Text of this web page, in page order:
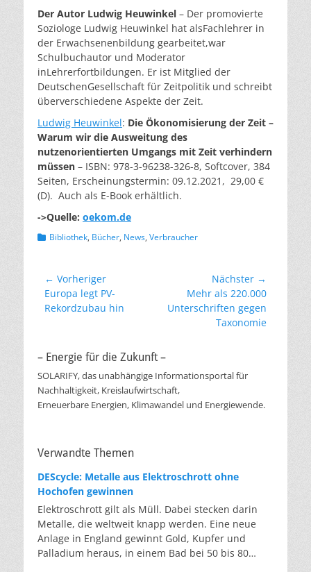
Der Autor Ludwig Heuwinkel – Der promovierte
Soziologe Ludwig Heuwinkel hat alsFachlehrer in
der Erwachsenenbildung gearbeitet,war
Schulbuchautor und Moderator
inLehrerfortbildungen. Er ist Mitglied der
DeutschenGesellschaft für Zeitpolitik und schreibt
überverschiedene Aspekte der Zeit.
Ludwig Heuwinkel: Die Ökonomisierung der Zeit –
Warum wir die Ausweitung des
nutzenorientierten Umgangs mit Zeit verhindern
müssen – ISBN: 978-3-96238-326-8, Softcover, 384
Seiten, Erscheinungstermin: 09.12.2021, 29,00 €
(D). Auch als E-Book erhältlich.
->Quelle: oekom.de
Kategorien
Bibliothek, Bücher, News, Verbraucher
Beitragsnavigation
← Vorheriger
Vorheriger
Beitrag:
Europa legt PV-
Rekordzubau hin
Nächster →
Nächster
Beitrag:
Mehr als 220.000
Unterschriften gegen
Taxonomie
– Energie für die Zukunft –
SOLARIFY, das unabhängige Informationsportal für
Nachhaltigkeit, Kreislaufwirtschaft,
Erneuerbare Energien, Klimawandel und Energiewende.
Verwandte Themen
DEScycle: Metalle aus Elektroschrott ohne
Hochofen gewinnen
Elektroschrott gilt als Müll. Dabei stecken darin
Metalle, die weltweit knapp werden. Eine neue
Anlage in England gewinnt Gold, Kupfer und
Palladium heraus, in einem Bad bei 50 bis 80